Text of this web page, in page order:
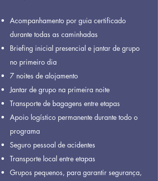
Acompanhamento por guia certificado
durante todas as caminhadas
Briefing inicial presencial e jantar de grupo
no primeiro dia
7 noites de alojamento
Jantar de grupo na primeira noite
Transporte de bagagens entre etapas
Apoio logístico permanente durante todo o
programa
Seguro pessoal de acidentes
Transporte local entre etapas
Grupos pequenos, para garantir segurança,